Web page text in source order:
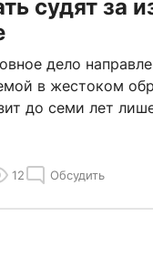
судят за
дело
в жестоком
до семи лет
12 Обсудить